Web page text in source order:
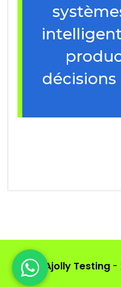
décisions
© Ajolly Testing -